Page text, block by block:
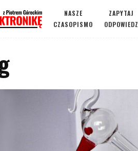
NASZE
CZASOPISMO
ZAPYTAJ
ODPOWIEDZ